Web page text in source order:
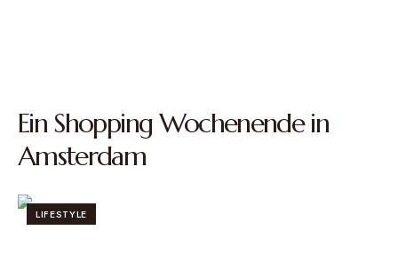
Ein Shopping Wochenende in
Amsterdam
LIFESTYLE